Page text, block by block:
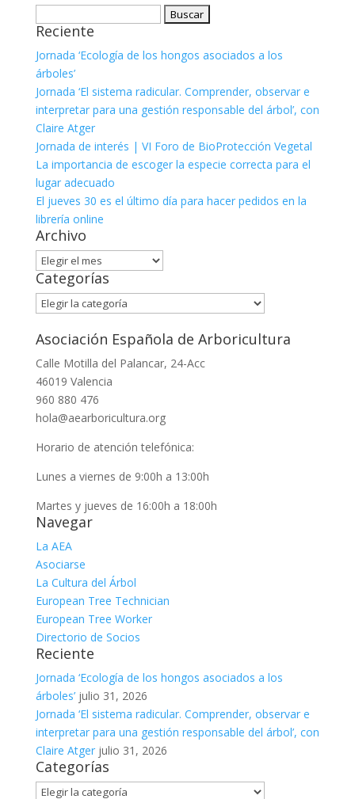
Reciente
Jornada ‘Ecología de los hongos asociados a los
árboles’
Jornada ‘El sistema radicular. Comprender, observar e
interpretar para una gestión responsable del árbol’, con
Claire Atger
Jornada de interés | VI Foro de BioProtección Vegetal
La importancia de escoger la especie correcta para el
lugar adecuado
El jueves 30 es el último día para hacer pedidos en la
librería online
Archivo
Archivo
Categorías
Categorías
Asociación Española de Arboricultura
Calle Motilla del Palancar, 24-Acc
46019 Valencia
960 880 476
hola@aearboricultura.org
Horario de atención telefónica:
Lunes a viernes de 9:00h a 13:00h
Martes y jueves de 16:00h a 18:00h
Navegar
La AEA
Asociarse
La Cultura del Árbol
European Tree Technician
European Tree Worker
Directorio de Socios
Reciente
Jornada ‘Ecología de los hongos asociados a los
árboles’ julio 31, 2026
Jornada ‘El sistema radicular. Comprender, observar e
interpretar para una gestión responsable del árbol’, con
Claire Atger julio 31, 2026
Categorías
Categorías